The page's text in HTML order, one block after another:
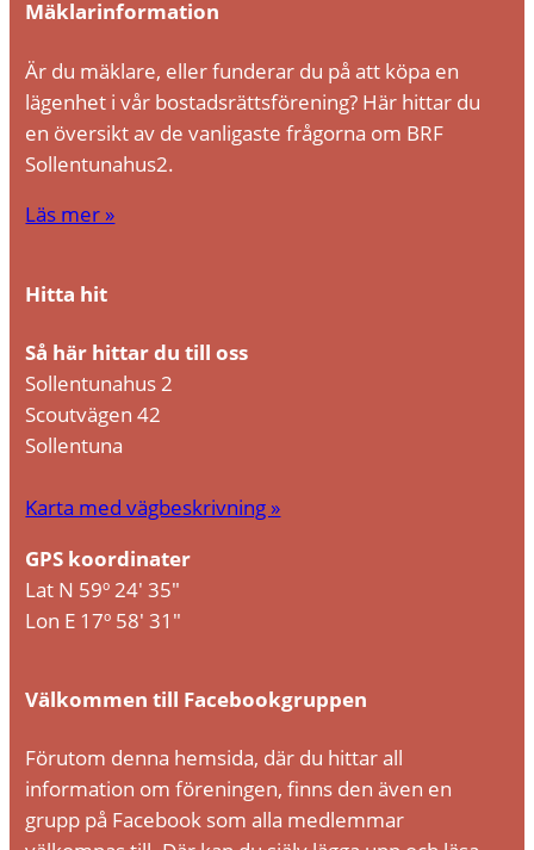
Mäklarinformation
Är du mäklare, eller funderar du på att köpa en
lägenhet i vår bostadsrättsförening? Här hittar du
en översikt av de vanligaste frågorna om BRF
Sollentunahus2.
Läs mer »
Hitta hit
Så här hittar du till oss
Sollentunahus 2
Scoutvägen 42
Sollentuna
Karta med vägbeskrivning »
GPS koordinater
Lat N 59º 24′ 35″
Lon E 17º 58′ 31″
Välkommen till Facebookgruppen
Förutom denna hemsida, där du hittar all
information om föreningen, finns den även en
grupp på Facebook som alla medlemmar